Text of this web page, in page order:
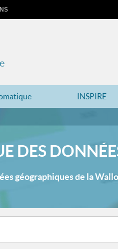
INSPIRE
DES
géographiques de la